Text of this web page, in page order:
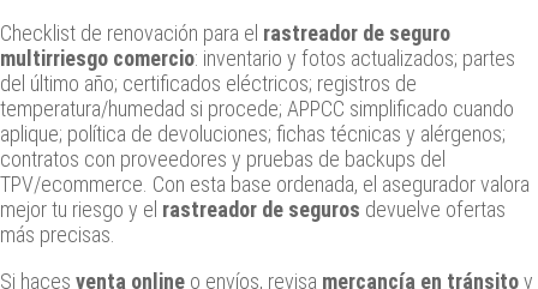
Checklist de renovación para el rastreador de seguro
multirriesgo comercio: inventario y fotos actualizados; partes
del último año; certificados eléctricos; registros de
temperatura/humedad si procede; APPCC simplificado cuando
aplique; política de devoluciones; fichas técnicas y alérgenos;
contratos con proveedores y pruebas de backups del
TPV/ecommerce. Con esta base ordenada, el asegurador valora
mejor tu riesgo y el rastreador de seguros devuelve ofertas
más precisas.
Si haces venta online o envíos, revisa mercancía en tránsitoy